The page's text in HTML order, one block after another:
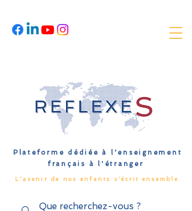
Plateforme dédiée à l'enseignement
français à l'étranger
L'avenir de nos enfants s'écrit ensemble